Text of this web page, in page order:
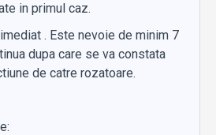
in primul caz.
. Este nevoie de minim 7
dupa care se va constata
de catre rozatoare.